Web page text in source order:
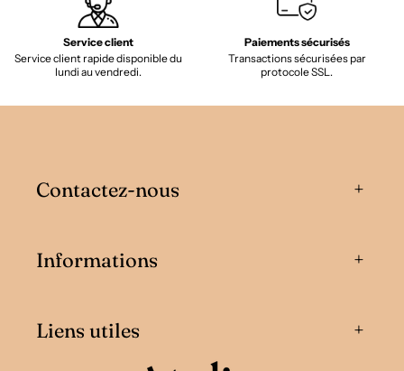
Service client
Service client rapide disponible du
lundi au vendredi.
Paiements sécurisés
Transactions sécurisées par
protocole SSL.
Contactez-nous
Informations
Liens utiles